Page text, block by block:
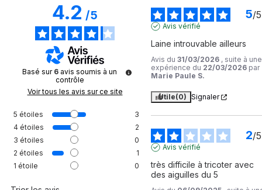
4.2/5
Basé sur 6 avis soumis à un
contrôle
Voir tous les avis sur ce site
5 étoiles
3
4 étoiles
2
3 étoiles
0
2 étoiles
1
1 étoile 0
5/5
Avis vérifié
Laine introuvable ailleurs
Avis du 31/03/2026 , suite à une
expérience du 22/03/2026 par
Marie Paule S.
Utile(0) Signaler
2/5
Avis vérifié
très difficile à tricoter avec
des aiguilles du 5